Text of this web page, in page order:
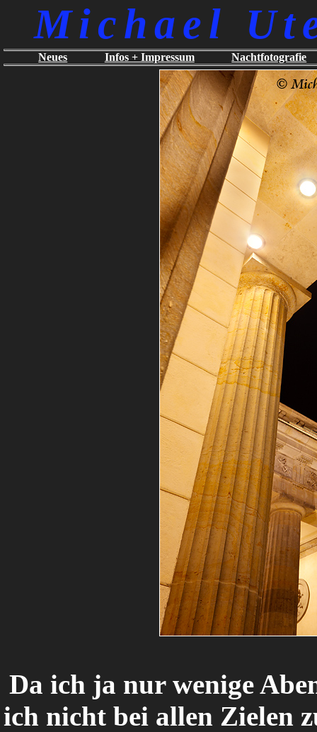
Michael
Neues Infos + Impressum Nachtfotografie
Da ich ja nur wenige
ich nicht bei allen Zielen